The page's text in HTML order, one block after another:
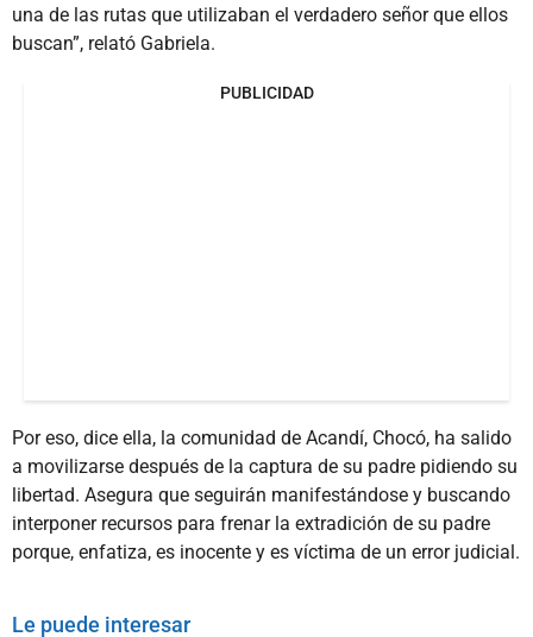
una de las rutas que utilizaban el verdadero señor que ellos
buscan”, relató Gabriela.
PUBLICIDAD
Por eso, dice ella, la comunidad de Acandí, Chocó, ha salido
a movilizarse después de la captura de su padre pidiendo su
libertad. Asegura que seguirán manifestándose y buscando
interponer recursos para frenar la extradición de su padre
porque, enfatiza, es inocente y es víctima de un error judicial.
Le puede interesar